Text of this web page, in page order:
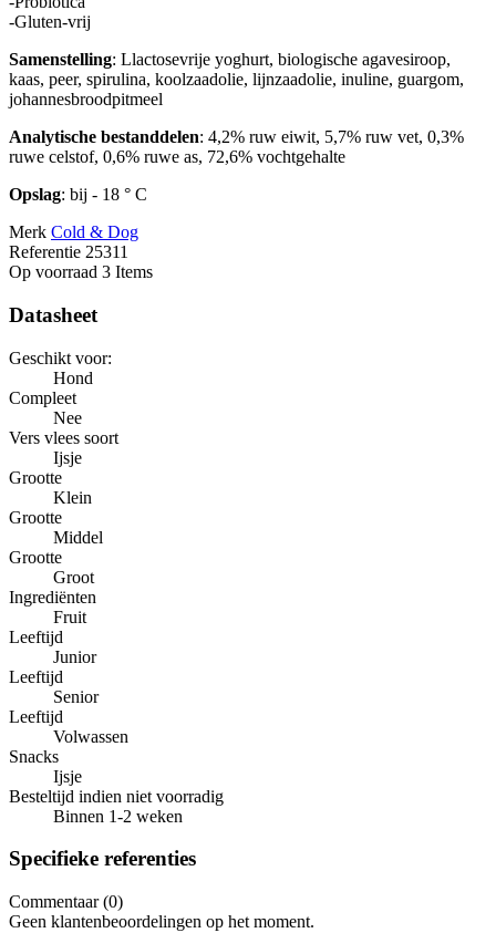
-Gluten-vrij
Samenstelling: Llactosevrije yoghurt, biologische agavesiroop,
kaas, peer, spirulina, koolzaadolie, lijnzaadolie, inuline, guargom,
johannesbroodpitmeel
Analytische bestanddelen: 4,2% ruw eiwit, 5,7% ruw vet, 0,3%
ruwe celstof, 0,6% ruwe as, 72,6% vochtgehalte
Opslag: bij - 18 ° C
Merk Cold & Dog
Referentie 25311
Op voorraad 3 Items
Datasheet
Geschikt voor:
Hond
Compleet
Nee
Vers vlees soort
Ijsje
Grootte
Klein
Grootte
Middel
Grootte
Groot
Ingrediënten
Fruit
Leeftijd
Junior
Leeftijd
Senior
Leeftijd
Volwassen
Snacks
Ijsje
Besteltijd indien niet voorradig
Binnen 1-2 weken
Specifieke referenties
Commentaar (0)
Geen klantenbeoordelingen op het moment.